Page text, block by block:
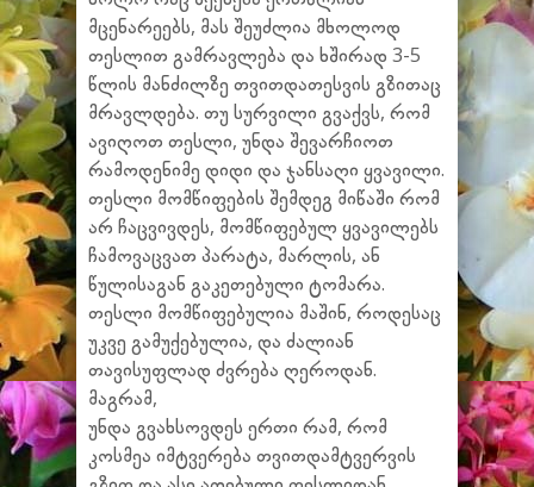
მცენარეებს, მას შეუძლია მხოლოდ
თესლით გამრავლება და ხშირად 3-5
წლის მანძილზე თვითდათესვის გზითაც
მრავლდება. თუ სურვილი გვაქვს, რომ
ავიღოთ თესლი, უნდა შევარჩიოთ
რამოდენიმე დიდი და ჯანსაღი ყვავილი.
თესლი მომწიფების შემდეგ მიწაში რომ
არ ჩაცვივდეს, მომწიფებულ ყვავილებს
ჩამოვაცვათ პარატა, მარლის, ან
წულისაგან გაკეთებული ტომარა.
თესლი მომწიფებულია მაშინ, როდესაც
უკვე გამუქებულია, და ძალიან
თავისუფლად ძვრება ღეროდან.
მაგრამ,
უნდა გვახსოვდეს ერთი რამ, რომ
კოსმეა იმტვერება თვითდამტვერვის